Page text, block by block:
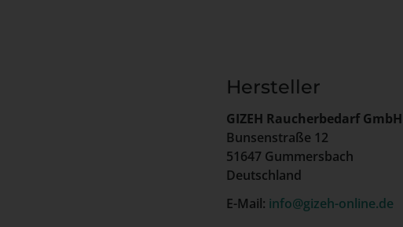
Hersteller
GIZEH Raucherbedarf GmbH
Bunsenstraße 12
51647 Gummersbach
Deutschland
E-Mail: info@gizeh-online.de